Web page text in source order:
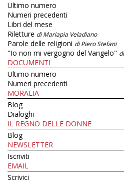
Ultimo numero
Numeri precedenti
Libri del mese
Riletture di Mariapia Veladiano
Parole delle religioni di Piero Stefani
"Io non mi vergogno del Vangelo"
DOCUMENTI
Ultimo numero
Numeri precedenti
MORALIA
Blog
Dialoghi
IL REGNO DELLE DONNE
Blog
NEWSLETTER
Iscriviti
EMAIL
Scrivici